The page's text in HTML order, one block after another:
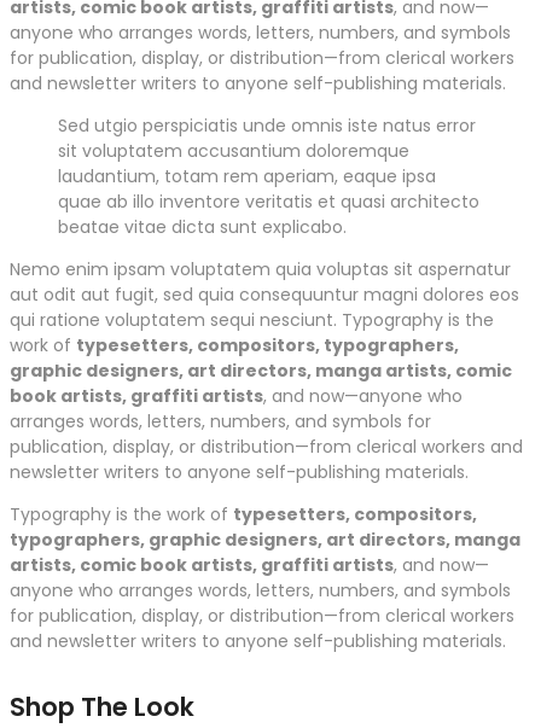
artists, comic book artists, graffiti artists, and now—
anyone who arranges words, letters, numbers, and symbols
for publication, display, or distribution—from clerical workers
and newsletter writers to anyone self-publishing materials.
Sed utgio perspiciatis unde omnis iste natus error
sit voluptatem accusantium doloremque
laudantium, totam rem aperiam, eaque ipsa
quae ab illo inventore veritatis et quasi architecto
beatae vitae dicta sunt explicabo.
Nemo enim ipsam voluptatem quia voluptas sit aspernatur
aut odit aut fugit, sed quia consequuntur magni dolores eos
qui ratione voluptatem sequi nesciunt. Typography is the
work of typesetters, compositors, typographers,
graphic designers, art directors, manga artists, comic
book artists, graffiti artists, and now—anyone who
arranges words, letters, numbers, and symbols for
publication, display, or distribution—from clerical workers and
newsletter writers to anyone self-publishing materials.
Typography is the work of typesetters, compositors,
typographers, graphic designers, art directors, manga
artists, comic book artists, graffiti artists, and now—
anyone who arranges words, letters, numbers, and symbols
for publication, display, or distribution—from clerical workers
and newsletter writers to anyone self-publishing materials.
Shop The Look